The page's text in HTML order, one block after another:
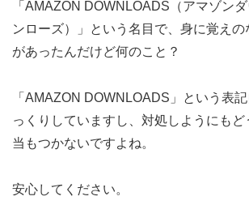
「AMAZON DOWNLOADS（アマゾン
ンローズ）」という名目で、身に覚え
があったんだけど何のこと？
「AMAZON DOWNLOADS」という表
っくりしていますし、対処しようにも
当もつかないですよね。
安心してください。